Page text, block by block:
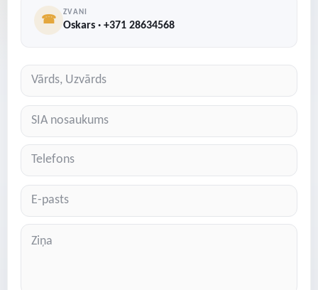
☎
ZVANI
Oskars · +371 28634568